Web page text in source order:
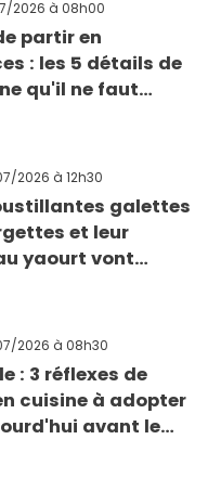
2026 à 08h00
partir en
: les 5 détails de
qu'il ne faut
2026 à 12h30
galettes
et leur
yaourt vont
2026 à 08h30
: 3 réflexes de
cuisine à adopter
avant le